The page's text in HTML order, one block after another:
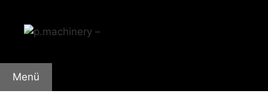
Inhalt
springen
Menü